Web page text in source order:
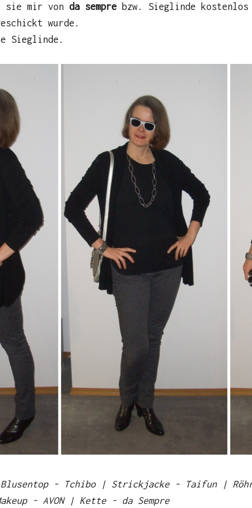
sie mir von da sempre bzw. Sieglinde kostenlos
wurde.
Sieglinde.
Blusentop - Tchibo | Strickjacke - Taifun |
- AVON | Kette - da Sempre